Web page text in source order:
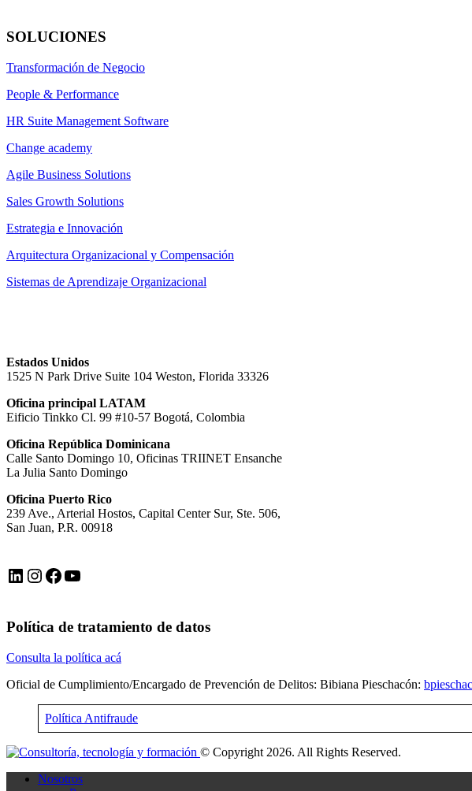
SOLUCIONES
Transformación de Negocio
People & Performance
HR Suite Management Software
Change academy
Agile Business Solutions
Sales Growth Solutions
Estrategia e Innovación
Arquitectura Organizacional y Compensación
Sistemas de Aprendizaje Organizacional
Estados Unidos
1525 N Park Drive Suite 104 Weston, Florida 33326
Oficina principal LATAM
Eificio Tinkko Cl. 99 #10-57 Bogotá, Colombia
Oficina República Dominicana
Calle Santo Domingo 10, Oficinas TRIINET Ensanche
La Julia Santo Domingo
Oficina Puerto Rico
239 Ave., Arterial Hostos, Capital Center Sur, Ste. 506,
San Juan, P.R. 00918
LinkedIn Instagram Facebook YouTube
Política de tratamiento de datos
Consulta la política acá
Oficial de Cumplimiento/Encargado de Prevención de Delitos: Bibiana Pieschacón:
Política Antifraude
© Copyright 2026. All Rights Reserved.
Nosotros